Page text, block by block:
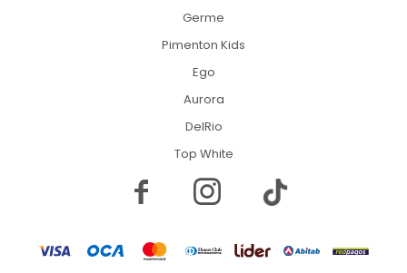
Germe
Pimenton Kids
Ego
Aurora
DelRio
Top White
 